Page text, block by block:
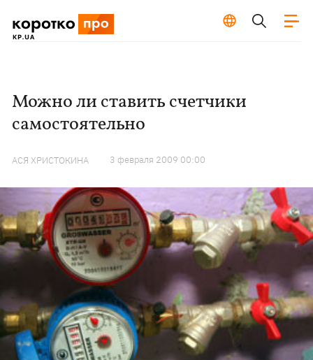
Можно ли ставить счетчики
самостоятельно
АСЯ ХРИСТОКИНА 3 февраля 2009 00:00